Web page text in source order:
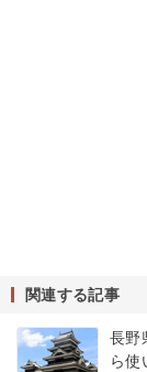
関連する記事
長野
ら使